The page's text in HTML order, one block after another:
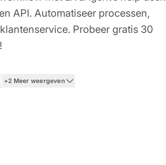
API. Automatiseer processen,
Probeer gratis 30
+2 Meer weergeven